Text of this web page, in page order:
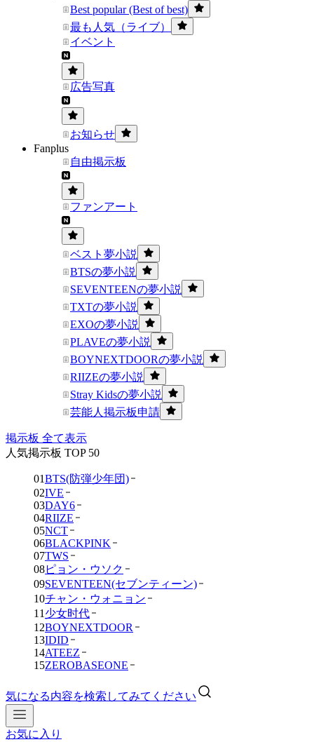
Best popular (Best of best)
最も人気（ライブ）
イベント
広告写真
お知らせ
Fanplus
自由掲示板
ファンアート
ベスト夢小説
BTSの夢小説
SEVENTEENの夢小説
TXTの夢小説
EXOの夢小説
PLAVEの夢小説
BOYNEXTDOORの夢小説
RIIZEの夢小説
Stray Kidsの夢小説
芸能人掲示板申請
掲示板 全て表示
人気掲示板 TOP 50
01BTS(防弾少年団)
02IVE
03DAY6
04RIIZE
05NCT
06BLACKPINK
07TWS
08ピョン・ウソク
09SEVENTEEN(セブンティーン)
10チャン・ウォニョン
11 少女时代
12BOYNEXTDOOR
13IDID
14ATEEZ
15ZEROBASEONE
気になる内容を検索してみてください
お気に入り